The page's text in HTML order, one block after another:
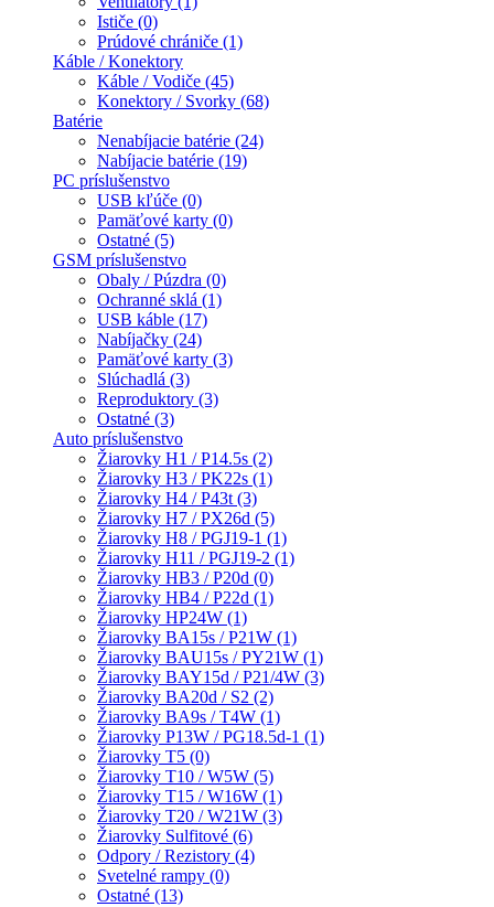
Ističe (0)
Prúdové chrániče (1)
Káble / Konektory
Káble / Vodiče (45)
Konektory / Svorky (68)
Batérie
Nenabíjacie batérie (24)
Nabíjacie batérie (19)
PC príslušenstvo
USB kľúče (0)
Pamäťové karty (0)
Ostatné (5)
GSM príslušenstvo
Obaly / Púzdra (0)
Ochranné sklá (1)
USB káble (17)
Nabíjačky (24)
Pamäťové karty (3)
Slúchadlá (3)
Reproduktory (3)
Ostatné (3)
Auto príslušenstvo
Žiarovky H1 / P14.5s (2)
Žiarovky H3 / PK22s (1)
Žiarovky H4 / P43t (3)
Žiarovky H7 / PX26d (5)
Žiarovky H8 / PGJ19-1 (1)
Žiarovky H11 / PGJ19-2 (1)
Žiarovky HB3 / P20d (0)
Žiarovky HB4 / P22d (1)
Žiarovky HP24W (1)
Žiarovky BA15s / P21W (1)
Žiarovky BAU15s / PY21W (1)
Žiarovky BAY15d / P21/4W (3)
Žiarovky BA20d / S2 (2)
Žiarovky BA9s / T4W (1)
Žiarovky P13W / PG18.5d-1 (1)
Žiarovky T5 (0)
Žiarovky T10 / W5W (5)
Žiarovky T15 / W16W (1)
Žiarovky T20 / W21W (3)
Žiarovky Sulfitové (6)
Odpory / Rezistory (4)
Svetelné rampy (0)
Ostatné (13)